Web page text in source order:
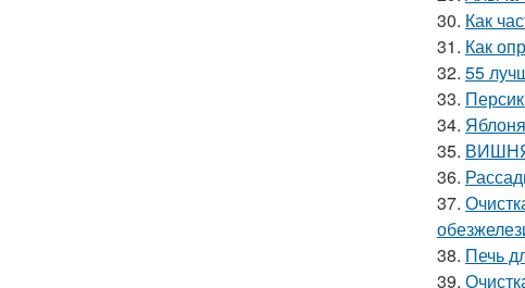
30. Как
31. Как
32. 55
33.
34.
35. ВИШНЯ
36.
37.
38. Печь
39.